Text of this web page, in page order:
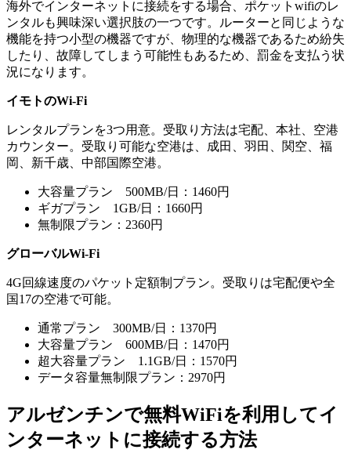
海外でインターネットに接続をする場合、ポケットwifiのレ
ンタルも興味深い選択肢の一つです。ルーターと同じような
機能を持つ小型の機器ですが、物理的な機器であるため紛失
したり、故障してしまう可能性もあるため、罰金を支払う状
況になります。
イモトのWi-Fi
レンタルプランを3つ用意。受取り方法は宅配、本社、空港
カウンター。受取り可能な空港は、成田、羽田、関空、福
岡、新千歳、中部国際空港。
大容量プラン 500MB/日：1460円
ギガプラン 1GB/日：1660円
無制限プラン：2360円
グローバルWi-Fi
4G回線速度のパケット定額制プラン。受取りは宅配便や全
国17の空港で可能。
通常プラン 300MB/日：1370円
大容量プラン 600MB/日：1470円
超大容量プラン 1.1GB/日：1570円
データ容量無制限プラン：2970円
アルゼンチンで無料WiFiを利用してイ
ンターネットに接続する方法